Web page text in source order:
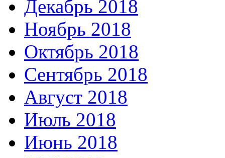
Декабрь 2018
Ноябрь 2018
Октябрь 2018
Сентябрь 2018
Август 2018
Июль 2018
Июнь 2018